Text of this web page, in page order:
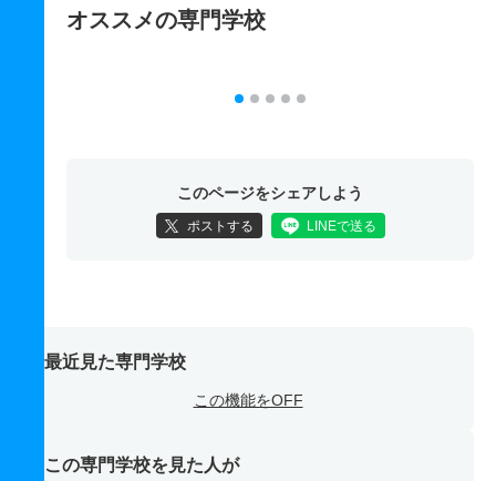
オススメの専門学校
このページをシェアしよう
ポストする LINEで送る
最近見た専門学校
この機能をOFF
この専門学校を見た人が